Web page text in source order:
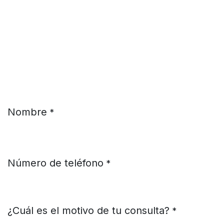
Nombre *
Número de teléfono *
¿Cuál es el motivo de tu consulta? *